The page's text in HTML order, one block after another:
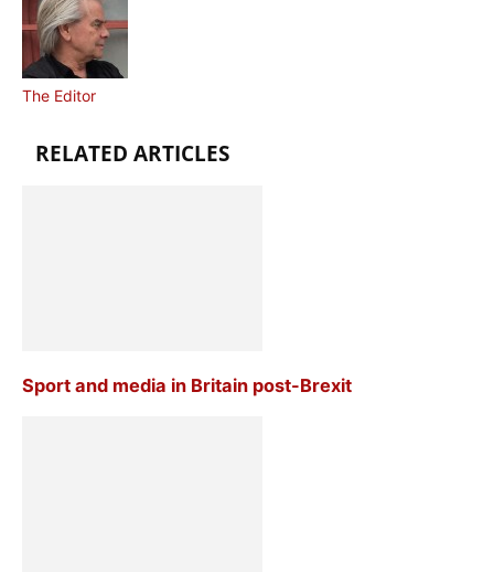
The Editor
RELATED ARTICLES
Sport and media in Britain post-Brexit